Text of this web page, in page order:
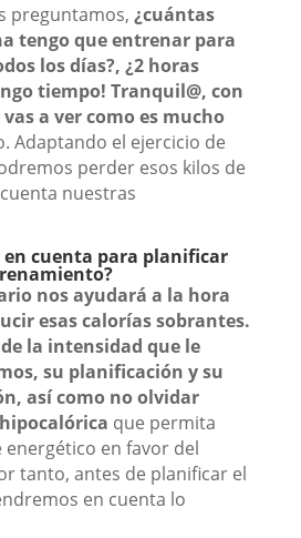
preguntamos, ¿cuántas
tengo que entrenar para
los días?, ¿2 horas
tiempo! Tranquil@, con
a ver como es mucho
Adaptando el ejercicio de
perder esos kilos de
nuestras
en cuenta para planificar
nos ayudará a la hora
esas calorías sobrantes.
la intensidad que le
su planificación y su
así como no olvidar
que permita
energético en favor del
tanto, antes de planificar el
en cuenta lo